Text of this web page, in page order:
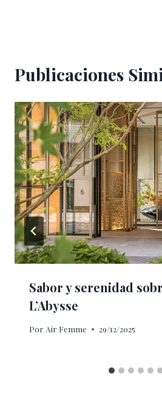
Publicaciones
Sabor y serenidad
L’Abysse
Por Air Femme 29/12/2025